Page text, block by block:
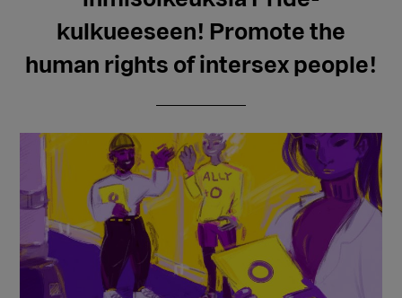
kulkueeseen! Promote the
human rights of intersex people!